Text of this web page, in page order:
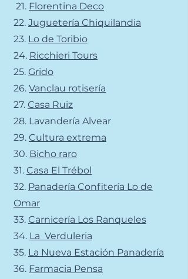
21. Florentina Deco
22. Juguetería Chiquilandia
23. Lo de Toribio
24. Ricchieri Tours
25. Grido
26. Vanclau rotisería
27. Casa Ruiz
28. Lavandería Alvear
29. Cultura extrema
30. Bicho raro
31. Casa El Trébol
32. Panadería Confitería Lo de
Omar
33. Carnicería Los Ranqueles
34. La Verduleria
35. La Nueva Estación Panadería
36. Farmacia Pensa